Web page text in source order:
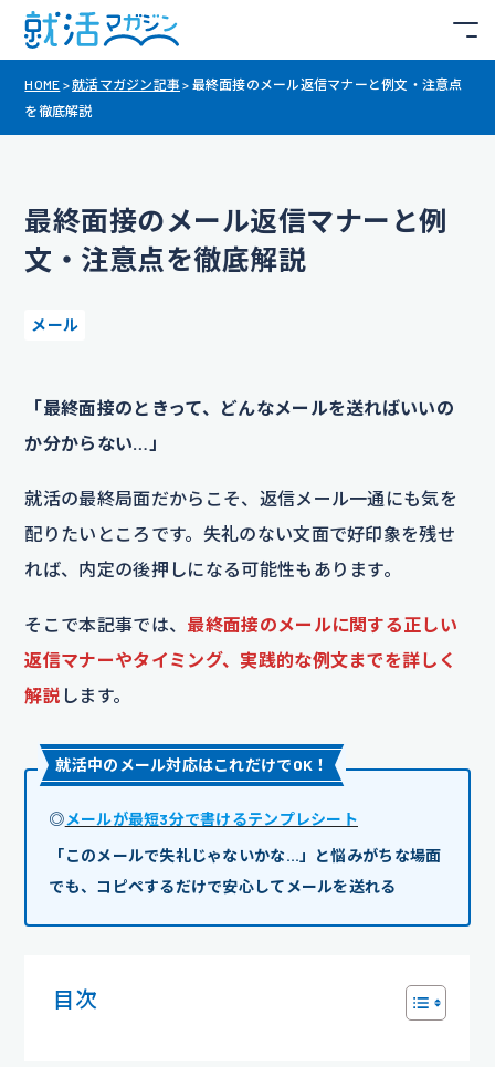
HOME >就活マガジン記事 > 最終面接のメール返信マナーと例文・注意点
を徹底解説
最終面接のメール返信マナーと例
文・注意点を徹底解説
メール
「最終面接のときって、どんなメールを送ればいいの
か分からない…」
就活の最終局面だからこそ、返信メール一通にも気を
配りたいところです。失礼のない文面で好印象を残せ
れば、内定の後押しになる可能性もあります。
そこで本記事では、 最終面接のメールに関する正しい
返信マナーやタイミング、実践的な例文までを詳しく
解説 します。
就活中のメール対応はこれだけでOK！
◎メールが最短3分で書けるテンプレシート
「このメールで失礼じゃないかな…」と悩みがちな場面
でも、コピペするだけで安心してメールを送れる
目次